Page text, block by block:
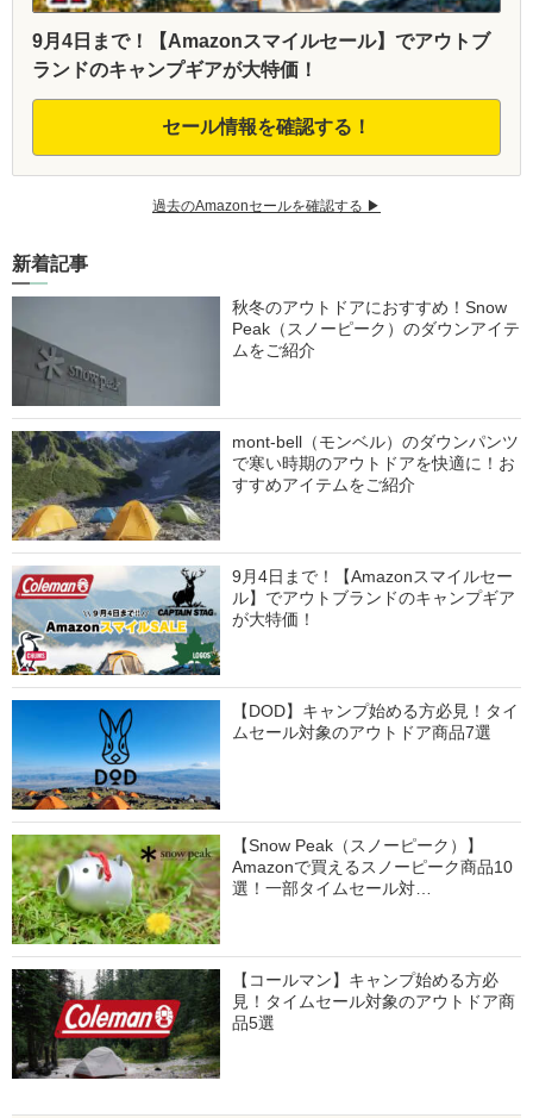
9月4日まで！【Amazonスマイルセール】でアウトブ
ランドのキャンプギアが大特価！
セール情報を確認する！
過去のAmazonセールを確認する ▶︎
新着記事
秋冬のアウトドアにおすすめ！Snow
Peak（スノーピーク）のダウンアイテ
ムをご紹介
mont-bell（モンベル）のダウンパンツ
で寒い時期のアウトドアを快適に！お
すすめアイテムをご紹介
9月4日まで！【Amazonスマイルセー
ル】でアウトブランドのキャンプギア
が大特価！
【DOD】キャンプ始める方必見！タイ
ムセール対象のアウトドア商品7選
【Snow Peak（スノーピーク）】
Amazonで買えるスノーピーク商品10
選！一部タイムセール対…
【コールマン】キャンプ始める方必
見！タイムセール対象のアウトドア商
品5選